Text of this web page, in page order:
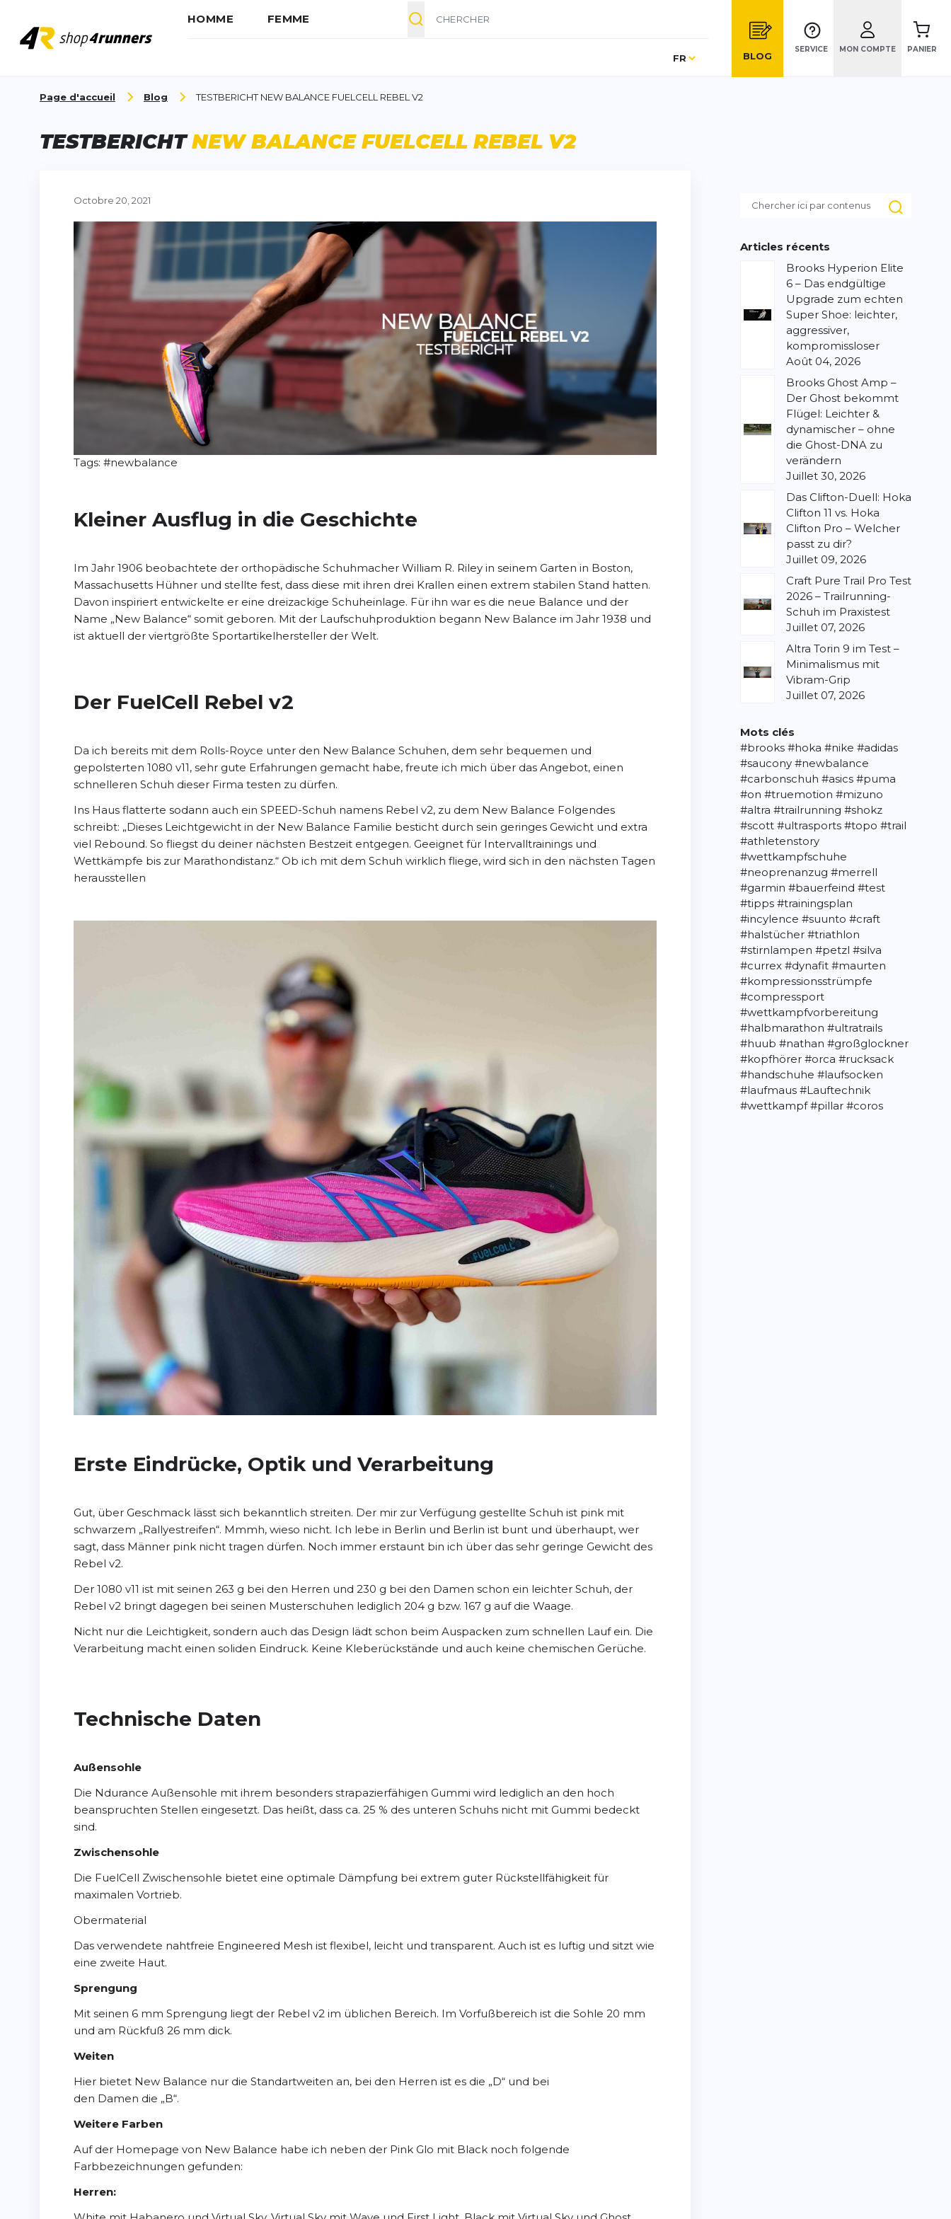
HOMME FEMME
Langue
FR BLOG
SERVICE MON COMPTE PANIER
Page d'accueil Blog TESTBERICHT NEW BALANCE FUELCELL REBEL V2
TESTBERICHTNEW BALANCE FUELCELL REBEL V2
Octobre 20, 2021
Tags: #newbalance
Kleiner Ausflug in die Geschichte
Im Jahr 1906 beobachtete der orthopädische Schuhmacher William R. Riley in seinem Garten in Boston,
Massachusetts Hühner und stellte fest, dass diese mit ihren drei Krallen einen extrem stabilen Stand hatten.
Davon inspiriert entwickelte er eine dreizackige Schuheinlage. Für ihn war es die neue Balance und der
Name „New Balance“ somit geboren. Mit der Laufschuhproduktion begann New Balance im Jahr 1938 und
ist aktuell der viertgrößte Sportartikelhersteller der Welt.
Der FuelCell Rebel v2
Da ich bereits mit dem Rolls-Royce unter den New Balance Schuhen, dem sehr bequemen und
gepolsterten 1080 v11, sehr gute Erfahrungen gemacht habe, freute ich mich über das Angebot, einen
schnelleren Schuh dieser Firma testen zu dürfen.
Ins Haus flatterte sodann auch ein SPEED-Schuh namens Rebel v2, zu dem New Balance Folgendes
schreibt: „Dieses Leichtgewicht in der New Balance Familie besticht durch sein geringes Gewicht und extra
viel Rebound. So fliegst du deiner nächsten Bestzeit entgegen. Geeignet für Intervalltrainings und
Wettkämpfe bis zur Marathondistanz.“ Ob ich mit dem Schuh wirklich fliege, wird sich in den nächsten Tagen
herausstellen
Erste Eindrücke, Optik und Verarbeitung
Gut, über Geschmack lässt sich bekanntlich streiten. Der mir zur Verfügung gestellte Schuh ist pink mit
schwarzem „Rallyestreifen“. Mmmh, wieso nicht. Ich lebe in Berlin und Berlin ist bunt und überhaupt, wer
sagt, dass Männer pink nicht tragen dürfen. Noch immer erstaunt bin ich über das sehr geringe Gewicht des
Rebel v2.
Der 1080 v11 ist mit seinen 263 g bei den Herren und 230 g bei den Damen schon ein leichter Schuh, der
Rebel v2 bringt dagegen bei seinen Musterschuhen lediglich 204 g bzw. 167 g auf die Waage.
Nicht nur die Leichtigkeit, sondern auch das Design lädt schon beim Auspacken zum schnellen Lauf ein. Die
Verarbeitung macht einen soliden Eindruck. Keine Kleberückstände und auch keine chemischen Gerüche.
Technische Daten
Außensohle
Die Ndurance Außensohle mit ihrem besonders strapazierfähigen Gummi wird lediglich an den hoch
beanspruchten Stellen eingesetzt. Das heißt, dass ca. 25 % des unteren Schuhs nicht mit Gummi bedeckt
sind.
Zwischensohle
Die FuelCell Zwischensohle bietet eine optimale Dämpfung bei extrem guter Rückstellfähigkeit für
maximalen Vortrieb.
Obermaterial
Das verwendete nahtfreie Engineered Mesh ist flexibel, leicht und transparent. Auch ist es luftig und sitzt wie
eine zweite Haut.
Sprengung
Mit seinen 6 mm Sprengung liegt der Rebel v2 im üblichen Bereich. Im Vorfußbereich ist die Sohle 20 mm
und am Rückfuß 26 mm dick.
Weiten
Hier bietet New Balance nur die Standartweiten an, bei den Herren ist es die „D“ und bei
den Damen die „B“.
Weitere Farben
Auf der Homepage von New Balance habe ich neben der Pink Glo mit Black noch folgende
Farbbezeichnungen gefunden:
Herren:
Articles récents
Brooks Hyperion Elite
6 – Das endgültige
Upgrade zum echten
Super Shoe: leichter,
aggressiver,
kompromissloser
Août 04, 2026
Brooks Ghost Amp –
Der Ghost bekommt
Flügel: Leichter &
dynamischer – ohne
die Ghost-DNA zu
verändern
Juillet 30, 2026
Das Clifton-Duell: Hoka
Clifton 11 vs. Hoka
Clifton Pro – Welcher
passt zu dir?
Juillet 09, 2026
Craft Pure Trail Pro Test
2026 – Trailrunning-
Schuh im Praxistest
Juillet 07, 2026
Altra Torin 9 im Test –
Minimalismus mit
Vibram-Grip
Juillet 07, 2026
Mots clés
#brooks #hoka #nike #adidas
#saucony #newbalance
#carbonschuh #asics #puma
#on #truemotion #mizuno
#altra #trailrunning #shokz
#scott #ultrasports #topo #trail
#athletenstory
#wettkampfschuhe
#neoprenanzug #merrell
#garmin #bauerfeind #test
#tipps #trainingsplan
#incylence #suunto #craft
#halstücher #triathlon
#stirnlampen #petzl #silva
#currex #dynafit #maurten
#kompressionsstrümpfe
#compressport
#wettkampfvorbereitung
#halbmarathon #ultratrails
#huub #nathan #großglockner
#kopfhörer #orca #rucksack
#handschuhe #laufsocken
#laufmaus #Lauftechnik
#wettkampf#pillar #coros